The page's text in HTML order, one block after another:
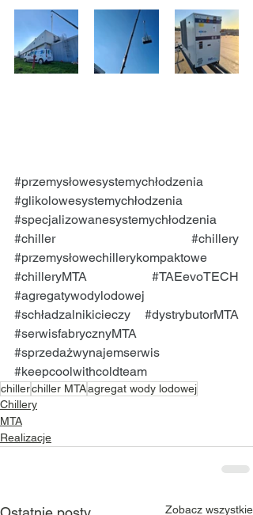
#przemysłowesystemychłodzenia
#glikolowesystemychłodzenia
#specjalizowanesystemychłodzenia
#chiller
#chillery
#przemysłowechillerykompaktowe
#chilleryMTA
#TAEevoTECH
#agregatywodylodowej
#schładzalnikicieczy
#dystrybutorMTA
#serwisfabrycznyMTA
#sprzedażwynajemserwis
#keepcoolwithcoldteam
chillerchiller MTAagregat wody lodowej
Chillery
MTA
Realizacje
Zobacz wszystkie